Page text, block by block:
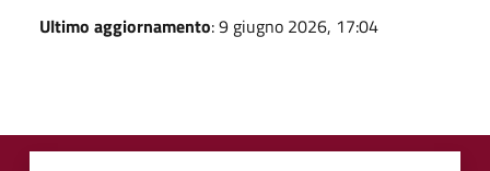
Ultimo aggiornamento: 9 giugno 2026, 17:04